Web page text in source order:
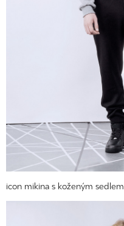
icon mikina s koženým sedlem